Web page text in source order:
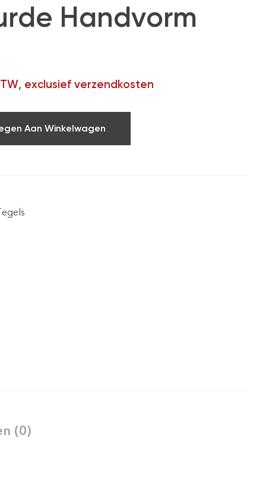
Handvorm
exclusief verzendkosten
Aan Winkelwagen
(0)